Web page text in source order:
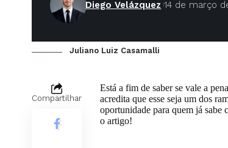
Diego Velázquez 14 de março
Juliano Luiz Casamalli
Compartilhar
Está a fim de saber se vale a
acredita que esse seja um dos
oportunidade para quem já sabe
o artigo!